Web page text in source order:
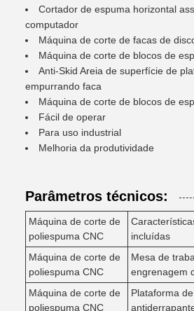
Cortador de espuma horizontal
computador
Máquina de corte de facas de
Máquina de corte de blocos de
Anti-Skid Areia de superfície de
empurrando faca
Máquina de corte de blocos de
Fácil de operar
Para uso industrial
Melhoria da produtividade
Parâmetros técnicos:
Máquina de corte de
poliespuma CNC
incluídas
Máquina de corte de
poliespuma CNC
Mesa de
engrenagem
Máquina de corte de
poliespuma CNC
Plataforma